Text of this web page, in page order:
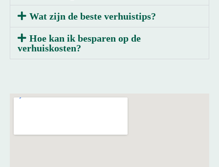
Wat zijn de beste verhuistips?
Hoe kan ik besparen op de
verhuiskosten?